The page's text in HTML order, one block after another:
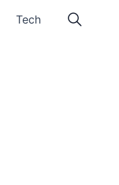
Tech